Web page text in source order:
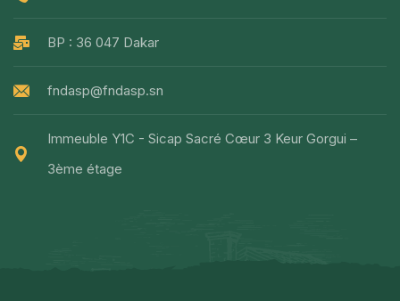
BP : 36 047 Dakar
fndasp@fndasp.sn
Immeuble Y1C - Sicap Sacré Cœur 3 Keur Gorgui –
3ème étage